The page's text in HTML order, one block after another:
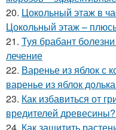
20. Цокольный этаж в
Цокольный этаж –
21. Туя брабант
лечение
22. Варенье из яблок с
варенье из яблок
23. Как избавиться от
вредителей